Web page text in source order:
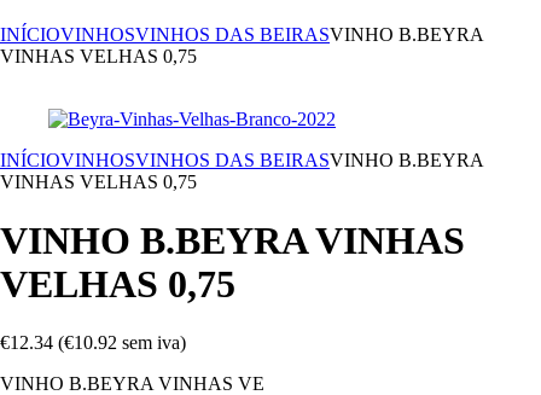
INÍCIOVINHOSVINHOS DAS BEIRASVINHO B.BEYRA
VINHAS VELHAS 0,75
INÍCIOVINHOSVINHOS DAS BEIRASVINHO B.BEYRA
VINHAS VELHAS 0,75
VINHO B.BEYRA VINHAS
VELHAS 0,75
€12.34 (€10.92 sem iva)
VINHO B.BEYRA VINHAS VE